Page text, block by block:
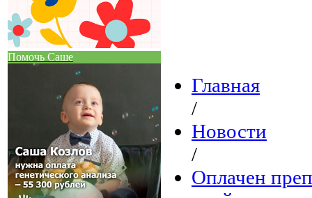
Помочь Саше
Главная
/
Новости
/
Оплачен